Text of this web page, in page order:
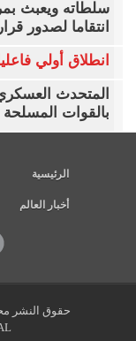
سلطاته ويعبث
انتقاما لصدور
انطلاق أولي
المتحدث
بالقوات المسلحة
الرئيسية
أخبار العالم